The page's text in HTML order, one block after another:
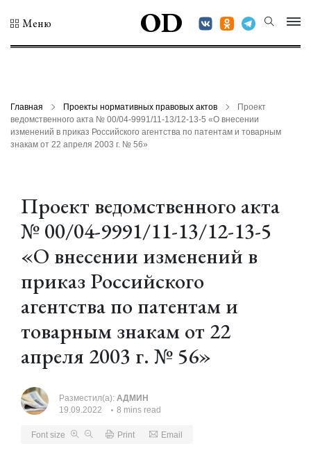
Меню OD
Главная Проекты нормативных правовых актов
Проект
ведомственного акта № 00/04-9991/11-13/12-13-5 «О внесении
изменений в приказ Российского агентства по патентам и товарным
знакам от 22 апреля 2003 г. № 56»
Проект ведомственного акта
№ 00/04-9991/11-13/12-13-5
«О внесении изменений в
приказ Российского
агентства по патентам и
товарным знакам от 22
апреля 2003 г. № 56»
Разместил(а): АДМИН
19.09.2022
8 mins read
Font size Print Email